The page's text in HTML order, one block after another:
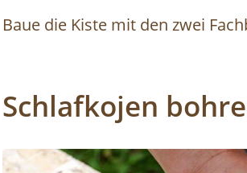
Baue die Kiste mit den zwei
Schlafkojen
Image